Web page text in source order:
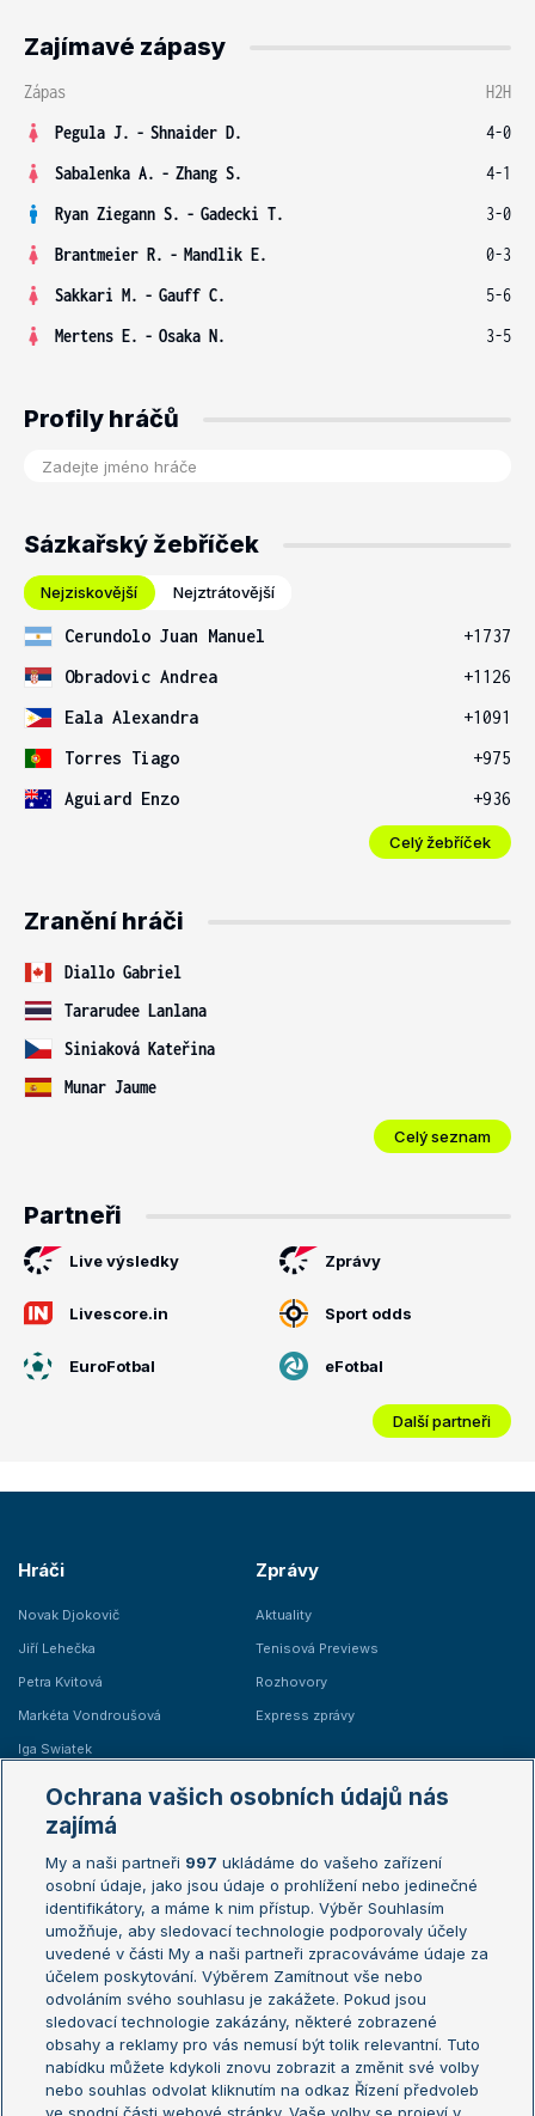
Zajímavé zápasy
Zápas
H2H
Pegula J. - Shnaider D.
4-0
Sabalenka A. - Zhang S.
4-1
Ryan Ziegann S. - Gadecki T.
3-0
Brantmeier R. - Mandlik E.
0-3
Sakkari M. - Gauff C.
5-6
Mertens E. - Osaka N. 3-5
Profily hráčů
Sázkařský žebříček
Nejziskovější Nejztrátovější
Cerundolo Juan Manuel
+1737
Obradovic Andrea
+1126
Eala Alexandra
+1091
Torres Tiago
+975
Aguiard Enzo
+936
Celý žebříček
Zranění hráči
Diallo Gabriel
Tararudee Lanlana
Siniaková Kateřina
Munar Jaume
Celý seznam
Partneři
Live výsledky Zprávy
Livescore.in Sport odds
EuroFotbal eFotbal
Další partneři
Hráči
Novak Djokovič
Jiří Lehečka
Petra Kvitová
Markéta Vondroušová
Iga Swiatek
Zprávy
Aktuality
Tenisová Previews
Rozhovory
Express zprávy
Žebříčky
Žebříček ATP (muži)
Žebříček WTA (ženy)
Sázkařský žebříček
Australian Open
French Open
Wimbledon
US Open
Turnaj mistrů
Turnaj mistryň
Aktualní trendy
Fotbalové přestupy
Ochrana vašich osobních údajů nás
zajímá
My a naši partneři 997 ukládáme do vašeho zařízení
osobní údaje, jako jsou údaje o prohlížení nebo jedinečné
identifikátory, a máme k nim přístup. Výběr Souhlasím
umožňuje, aby sledovací technologie podporovaly účely
uvedené v části My a naši partneři zpracováváme údaje za
účelem poskytování. Výběrem Zamítnout vše nebo
odvoláním svého souhlasu je zakážete. Pokud jsou
sledovací technologie zakázány, některé zobrazené
obsahy a reklamy pro vás nemusí být tolik relevantní. Tuto
nabídku můžete kdykoli znovu zobrazit a změnit své volby
nebo souhlas odvolat kliknutím na odkaz Řízení předvoleb